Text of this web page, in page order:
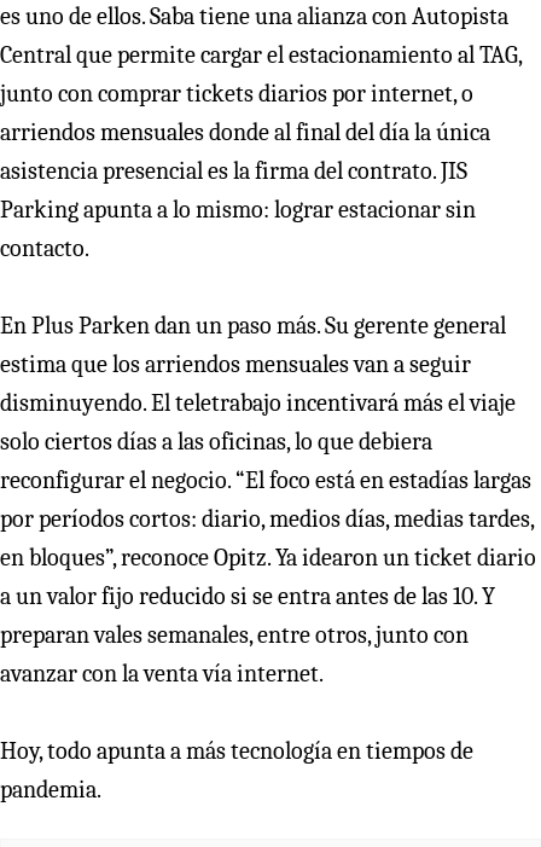
es uno de ellos. Saba tiene una alianza con Autopista
Central que permite cargar el estacionamiento al TAG,
junto con comprar tickets diarios por internet, o
arriendos mensuales donde al final del día la única
asistencia presencial es la firma del contrato. JIS
Parking apunta a lo mismo: lograr estacionar sin
contacto.
En Plus Parken dan un paso más. Su gerente general
estima que los arriendos mensuales van a seguir
disminuyendo. El teletrabajo incentivará más el viaje
solo ciertos días a las oficinas, lo que debiera
reconfigurar el negocio. “El foco está en estadías largas
por períodos cortos: diario, medios días, medias tardes,
en bloques”, reconoce Opitz. Ya idearon un ticket diario
a un valor fijo reducido si se entra antes de las 10. Y
preparan vales semanales, entre otros, junto con
avanzar con la venta vía internet.
Hoy, todo apunta a más tecnología en tiempos de
pandemia.